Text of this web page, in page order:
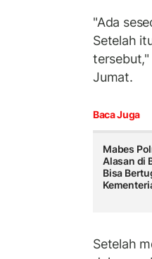
"Ada
Setelah
Jumat.
Baca Juga
Mabes
Alasan di
Bisa
Setelah